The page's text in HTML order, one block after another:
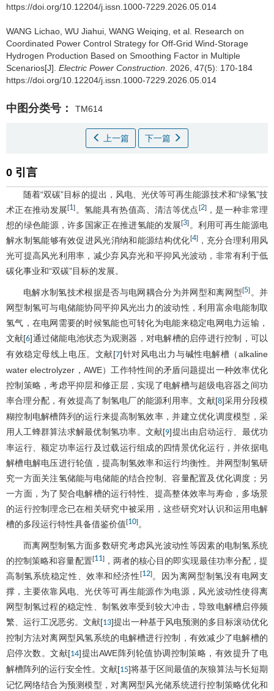
https://doi.org/10.12204/j.issn.1000-7229.2026.05.014
WANG Lichao WU Jiahui WANG Weiqing et al Research on
Coordinated Power Control Strategy for Off-Grid Wind-Storage
Hydrogen Production Based on Smoothing Factor in Multiple
Scenarios[J]. Electric Power Construction . 2026, 47(5): 170-184
https://doi.org/10.12204/j.issn.1000-7229.2026.05.014
中图分类号： TM614
上一篇 下一篇
0 引言
随着“双碳”目标的提出，风电、光伏等可再生能源技术和“绿氢”技
术正在推动发展[1] 。氢能具有热值高、清洁等优点[2]，是一种非常理
想的绿色能源，许多国家正在推进氢能的发展[3] 。利用可再生能源电
解水制氢能够有效促进风光消纳和能源结构优化[4]，充分合理利用风
光可提高风光利用率，减少弃风弃光和平抑风光波动，非常有利于低
碳化事业和“双碳”目标的发展。
电解水制氢技术根据是否与电网耦合分为并网型和离网型[5] 。并
网型制氢可与电储能协同平抑风光出力的波动性，利用富余电能制取
氢气，在电网需要的时候氢能也可转化为电能来稳定电网电力运输，
文献[6]通过储能电池状态为观测器，对电解槽的启停进行控制，可以
有效稳定母线上电压。文献[7]针对风电出力与碱性电解槽（alkaline
water electrolyzer，AWE）工作特性间的矛盾问题提出一种效率优化
控制策略，考虑平抑层和修正层，实现了电解槽与超级电容器之间功
率合理分配，有效提高了制氢电厂的能源利用率。文献[8]采用分段模
糊控制电解槽阵列的运行来提高制氢效率，并建立优化调度模型，采
用人工蜂群算法求解最优制氢功率。文献[9]提出由启动运行、最优功
率运行、额定功率运行及过载运行组成的四情景优化运行，并依据电
解槽电解电压进行轮值，提高制氢效率和运行均衡性。并网型制氢研
究一方面关注氢储能与电储能的结合控制、容量配置及优化调度；另
一方面，为了契合电解槽的运行特性、提高整体效率与寿命，多场景
的运行控制理念已在相关研究中被采用，这些研究对认识和运用电解
槽的多段运行特性具备借鉴价值[10]。
而离网型制氢方面多数研究考虑风光波动性等因素的电制氢系统
的控制策略和容量配置[11]，两者的核心目的即实现最佳功率分配，提
高制氢系统稳定性、效率和经济性[12]。因为离网型制氢没有电网支
撑，主要依靠风电、光伏等可再生能源作为电源，风光波动性使得离
网型制氢过程的稳定性、制氢效率受到较大冲击，导致电解槽启停频
繁、运行工况恶劣。文献[13]提出一种基于风电预测的多目标滚动优化
控制方法对离网型风氢系统的电解槽进行控制，有效减少了电解槽的
启停次数。文献[14]提出AWE阵列轮值协调控制策略，有效提升了电
解槽阵列的运行安全性。文献[15]将基于区间最值的灰狼算法与长短期
记忆网络结合为预测模型，对离网型风光储系统进行控制策略优化和